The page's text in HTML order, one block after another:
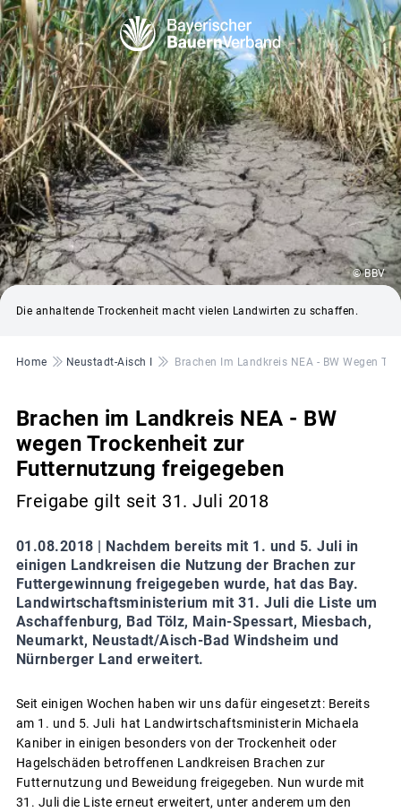
© BBV
Die anhaltende Trockenheit macht vielen Landwirten zu schaffen.
Pfadnavigation
Home Neustadt-Aisch I Brachen Im Landkreis NEA - BW Wegen
Brachen im Landkreis NEA - BW
wegen Trockenheit zur
Futternutzung freigegeben
Freigabe gilt seit 31. Juli 2018
01.08.2018 |
Nachdem bereits mit 1. und 5. Juli in
einigen Landkreisen die Nutzung der Brachen zur
Futtergewinnung freigegeben wurde, hat das Bay.
Landwirtschaftsministerium mit 31. Juli die Liste um
Aschaffenburg, Bad Tölz, Main-Spessart, Miesbach,
Neumarkt, Neustadt/Aisch-Bad Windsheim und
Nürnberger Land erweitert.
Seit einigen Wochen haben wir uns dafür eingesetzt: Bereits
am 1. und 5. Juli hat Landwirtschaftsministerin Michaela
Kaniber in einigen besonders von der Trockenheit oder
Hagelschäden betroffenen Landkreisen Brachen zur
Futternutzung und Beweidung freigegeben. Nun wurde mit
31. Juli die Liste erneut erweitert, unter anderem um den